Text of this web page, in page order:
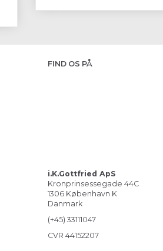
FIND OS PÅ
i.K.Gottfried ApS
Kronprinsessegade 44C
1306 København K
Danmark
(+45) 33111047
CVR 44152207